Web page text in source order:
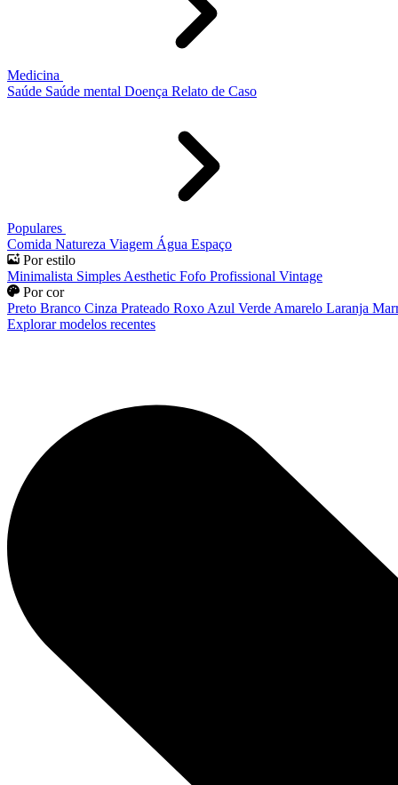
Medicina
Saúde Saúde mental Doença Relato de Caso
Populares
Comida Natureza Viagem Água Espaço
Por estilo
Minimalista Simples Aesthetic Fofo Profissional Vintage
Por cor
Preto Branco Cinza Prateado Roxo Azul Verde Amarelo Laranja
Explorar modelos recentes